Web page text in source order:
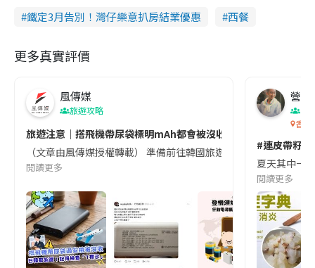
鐵定3月告別！灣仔樂意扒房結業優惠 西餐
更多真實評價
風傳媒
旅遊攻略
旅遊注意｜搭飛機帶尿袋標明mAh都會被沒收😱出發前切記檢查
（文章由風傳媒授權轉載） 準備前往韓國旅遊的民眾，近期要
閱讀更多
營養
香港
#連皮帶籽
夏天其中一
閱讀更多